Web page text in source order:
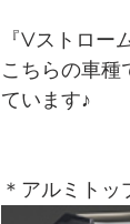
『Vストロー
こちらの車種
ています♪
＊アルミト